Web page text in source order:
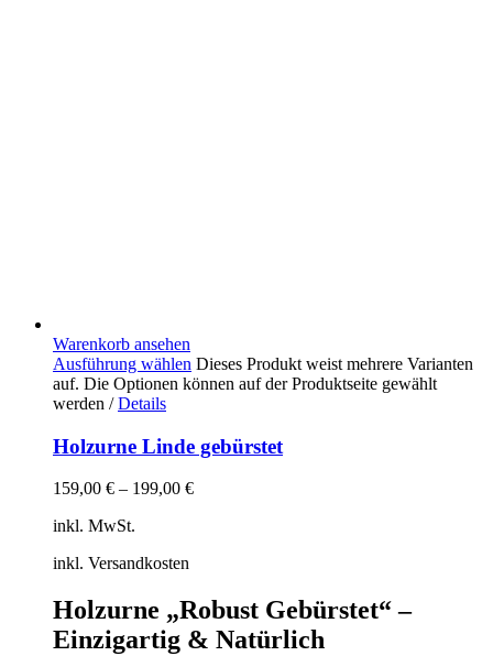
Warenkorb ansehen
Ausführung wählen Dieses Produkt weist mehrere Varianten
auf. Die Optionen können auf der Produktseite gewählt
werden / Details
Holzurne Linde gebürstet
159,00 € – 199,00 €
inkl. MwSt.
inkl. Versandkosten
Holzurne „Robust Gebürstet“ –
Einzigartig & Natürlich